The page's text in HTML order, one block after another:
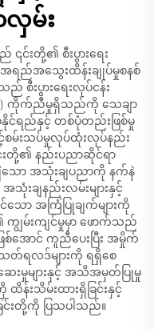
လှမ်း
၎င်းတို့၏ စီးပွားရေး
ရည်အသွေးထိန်းချုပ်မှုစနစ်
စီးပွားရေးလုပ်ငန်း
) ကိုက်ညီမှုရှိသည်ကို သေချာ
ရည်နှင့် တစ်ပုံတည်းဖြစ်မှု
မ်းသပ်မှုလုပ်ထုံးလုပ်နည်း
းတို့၏ နည်းပညာဆိုင်ရာ
ော အသုံးချပညာကို နက်နဲ
သုံးချနည်းလမ်းများနှင့်
သော အကြံပြုချက်များကို
ကျွမ်းကျင်မှုမှာ ဖောက်သည်
ြစ်အောင် ကူညီပေးပြီး အမှိုက်
သတ်ရလဒ်များကို ရရှိစေ
းမှုများနှင့် အသိအမှတ်ပြုမှု
ထိန်းသိမ်းထားရှိခြင်းနှင့်
းတို့ကို ပြသပါသည်။